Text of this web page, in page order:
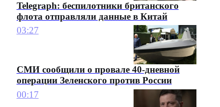
Telegraph: беспилотники британского
флота отправляли данные в Китай
03:27
СМИ сообщили о провале 40-дневной
операции Зеленского против России
00:17